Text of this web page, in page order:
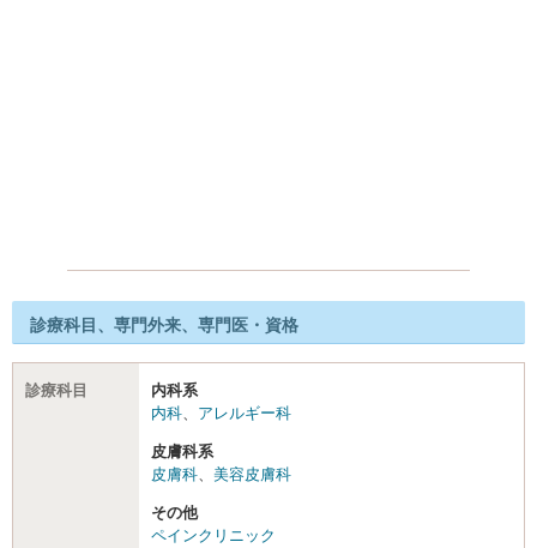
診療科目、専門外来、専門医・資格
診療科目
内科系
内科
アレルギー科
皮膚科系
皮膚科
美容皮膚科
その他
ペインクリニック